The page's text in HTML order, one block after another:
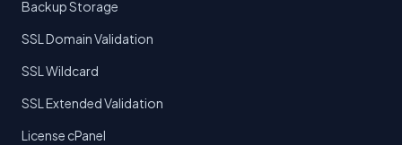
Backup Storage
SSL Domain Validation
SSL Wildcard
SSL Extended Validation
License cPanel